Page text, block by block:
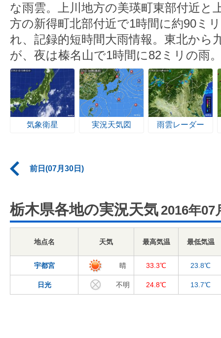
な雨雲。上川地方の美瑛町東部付近と
方の新得町北部付近で1時間に約90ミ
れ、記録的短時間大雨情報。東北から
が、夜は榛名山で1時間に82ミリの雨
気象衛星 実況天気図 雨雲レーダー
前日(07月30日)
栃木県各地の実況天気 2016年07
地点名 天気 最高気温 最低気温
宇都宮 晴 33.3℃ 23.8℃
日光 不明 24.8℃ 13.7℃